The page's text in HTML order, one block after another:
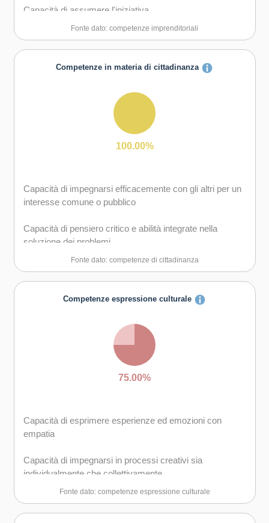
Capacità di assumere l'iniziativa
gruppo sia in maniera autonoma
Capacità di motivare gli altri e valorizzare le loro idee, di
Fonte dato: competenze imprenditoriali
Competenze in materia di cittadinanza
100.00%
Capacità di impegnarsi efficacemente con gli altri per un
interesse comune o pubblico
Capacità di pensiero critico e abilità integrate nella
soluzione dei problemi
Fonte dato: competenze di cittadinanza
Competenze espressione culturale
75.00%
Capacità di esprimere esperienze ed emozioni con
empatia
Capacità di impegnarsi in processi creativi sia
individualmente che collettivamente
immaginare nuove possibilità
Fonte dato: competenze espressione culturale